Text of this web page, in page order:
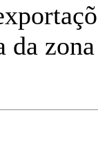
da